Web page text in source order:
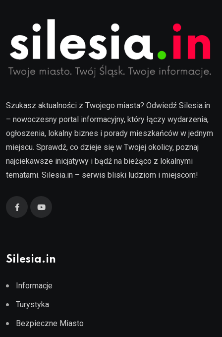
Szukasz aktualności z Twojego miasta? Odwiedź Silesia.in
– nowoczesny portal informacyjny, który łączy wydarzenia,
ogłoszenia, lokalny biznes i porady mieszkańców w jednym
miejscu. Sprawdź, co dzieje się w Twojej okolicy, poznaj
najciekawsze inicjatywy i bądź na bieżąco z lokalnymi
tematami. Silesia.in – serwis bliski ludziom i miejscom!
Silesia.in
Informacje
Turystyka
Bezpieczne Miasto